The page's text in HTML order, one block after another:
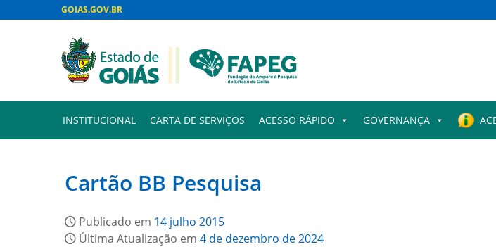
GOIAS.GOV.BR
INSTITUCIONAL CARTA DE SERVIÇOS ACESSO RÁPIDO GOVERNANÇA
Cartão BB Pesquisa
Publicado em 14 julho 2015
Última Atualização em 4 de dezembro de 2024